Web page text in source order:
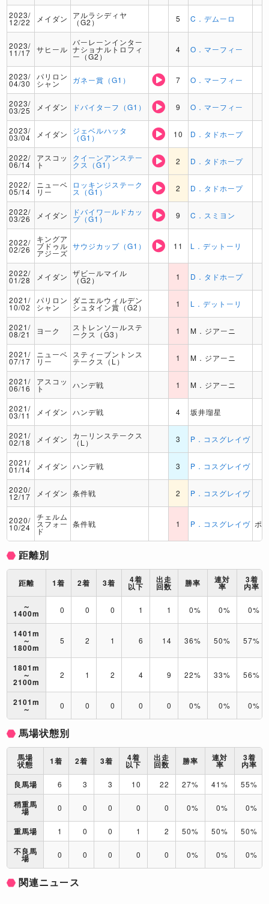
2023/
12/22 メイダン アルラシディヤ
（G2） 5 C．デムーロ
2023/
11/17 サヒール
バーレーンインター
ナショナルトロフィ
ー（G2）
4 O．マーフィー
2023/
04/30
パリロン
シャン ガネー賞（G1） 7 O．マーフィー
2023/
03/25 メイダン ドバイターフ（G1） 9 O．マーフィー
2023/
03/04 メイダン ジェベルハッタ
（G1） 10 D．タドホープ
2022/
06/14
アスコッ
ト
クイーンアンステー
クス（G1） 2 D．タドホープ
2022/
05/14
ニューベ
リー
ロッキンジステーク
ス（G1） 2 D．タドホープ
2022/
03/26 メイダン ドバイワールドカッ
プ（G1） 9 C．スミヨン
2022/
02/26
キングア
ブドゥル
アジーズ
サウジカップ（G1） 11 L．デットーリ
2022/
01/28 メイダン ザビールマイル
（G2） 1 D．タドホープ
2021/
10/02
パリロン
シャン
ダニエルウィルデン
シュタイン賞（G2） 1 L．デットーリ
2021/
08/21 ヨーク ストレンソールステ
ークス（G3） 1 M．ジアーニ
2021/
07/17
ニューベ
リー
スティーブントンス
テークス（L） 1 M．ジアーニ
2021/
06/16
アスコッ
ト ハンデ戦 1 M．ジアーニ
2021/
03/11 メイダン ハンデ戦 4 坂井瑠星
2021/
02/18 メイダン カーリンステークス
（L） 3 P．コスグレイヴ
2021/
01/14 メイダン ハンデ戦 3 P．コスグレイヴ
2020/
12/17 メイダン 条件戦 2 P．コスグレイヴ
2020/
10/24
チェルム
スフォー
ド
条件戦 1 P．コスグレイヴ ポ
距離別
距離 1着 2着 3着 4着
以下
出走
回数 勝率 連対
率
3着
内率
～
1400m 0 0 0 1 1 0% 0% 0%
1401m
～
1800m
5 2 1 6 14 36% 50% 57%
1801m
～
2100m
2 1 2 4 9 22% 33% 56%
2101m
～ 0 0 0 0 0 0% 0% 0%
馬場状態別
馬場
状態 1着 2着 3着 4着
以下
出走
回数 勝率 連対
率
3着
内率
良馬場
6 3 3 10 22 27% 41% 55%
稍重馬
場 0 0 0 0 0 0% 0% 0%
重馬場 1 0 0 1 2 50% 50% 50%
不良馬
場 0 0 0 0 0 0% 0% 0%
関連ニュース